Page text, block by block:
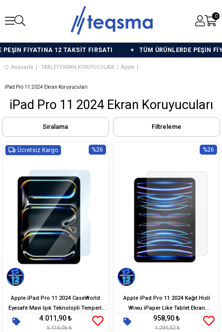
0
FİYATINA 12 TAKSİT FIRSATI TÜM ÜRÜNLERDE PEŞİN
Anasayfa TABLET EKRAN KORUYUCULARI Apple
iPad Pro 11 2024 Ekran Koruyucuları
iPad Pro 11 2024 Ekran Koruyucuları
Filtreleme
Sıralama
Apple iPad Pro 11 2024 CaseWorld
Eyesafe Mavi Işık Teknolojili Temperli
Cam Ekran Koruyucu + Uygulama
Aparatı
4.011,90 ₺
5.416,06 ₺
%26
Ücretsiz Kargo
Apple iPad Pro 11 2024 Kağıt Hisli
Wiwu iPaper Like Tablet Ekran
Koruyucu
958,90 ₺
1.294,52 ₺
%26